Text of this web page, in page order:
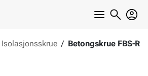
Isolasjonsskrue / Betongskrue FBS-R